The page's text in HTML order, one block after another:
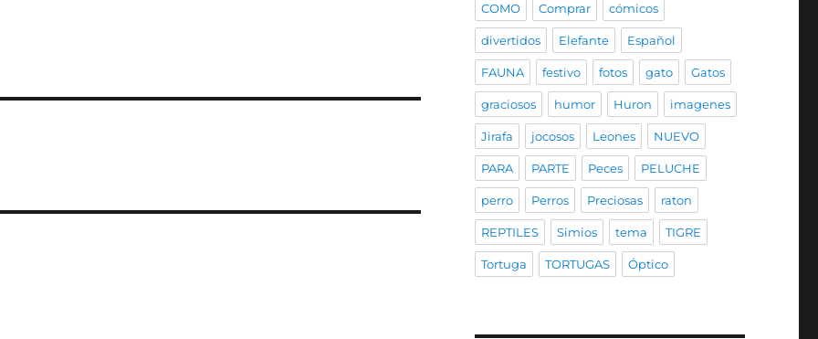
COMO Comprar cómicos
divertidos Elefante Español
FAUNA festivo fotos gato Gatos
graciosos humor Huron imagenes
Jirafa jocosos Leones NUEVO
PARA PARTE Peces PELUCHE
perro Perros Preciosas raton
REPTILES Simios tema TIGRE
Tortuga TORTUGAS Óptico